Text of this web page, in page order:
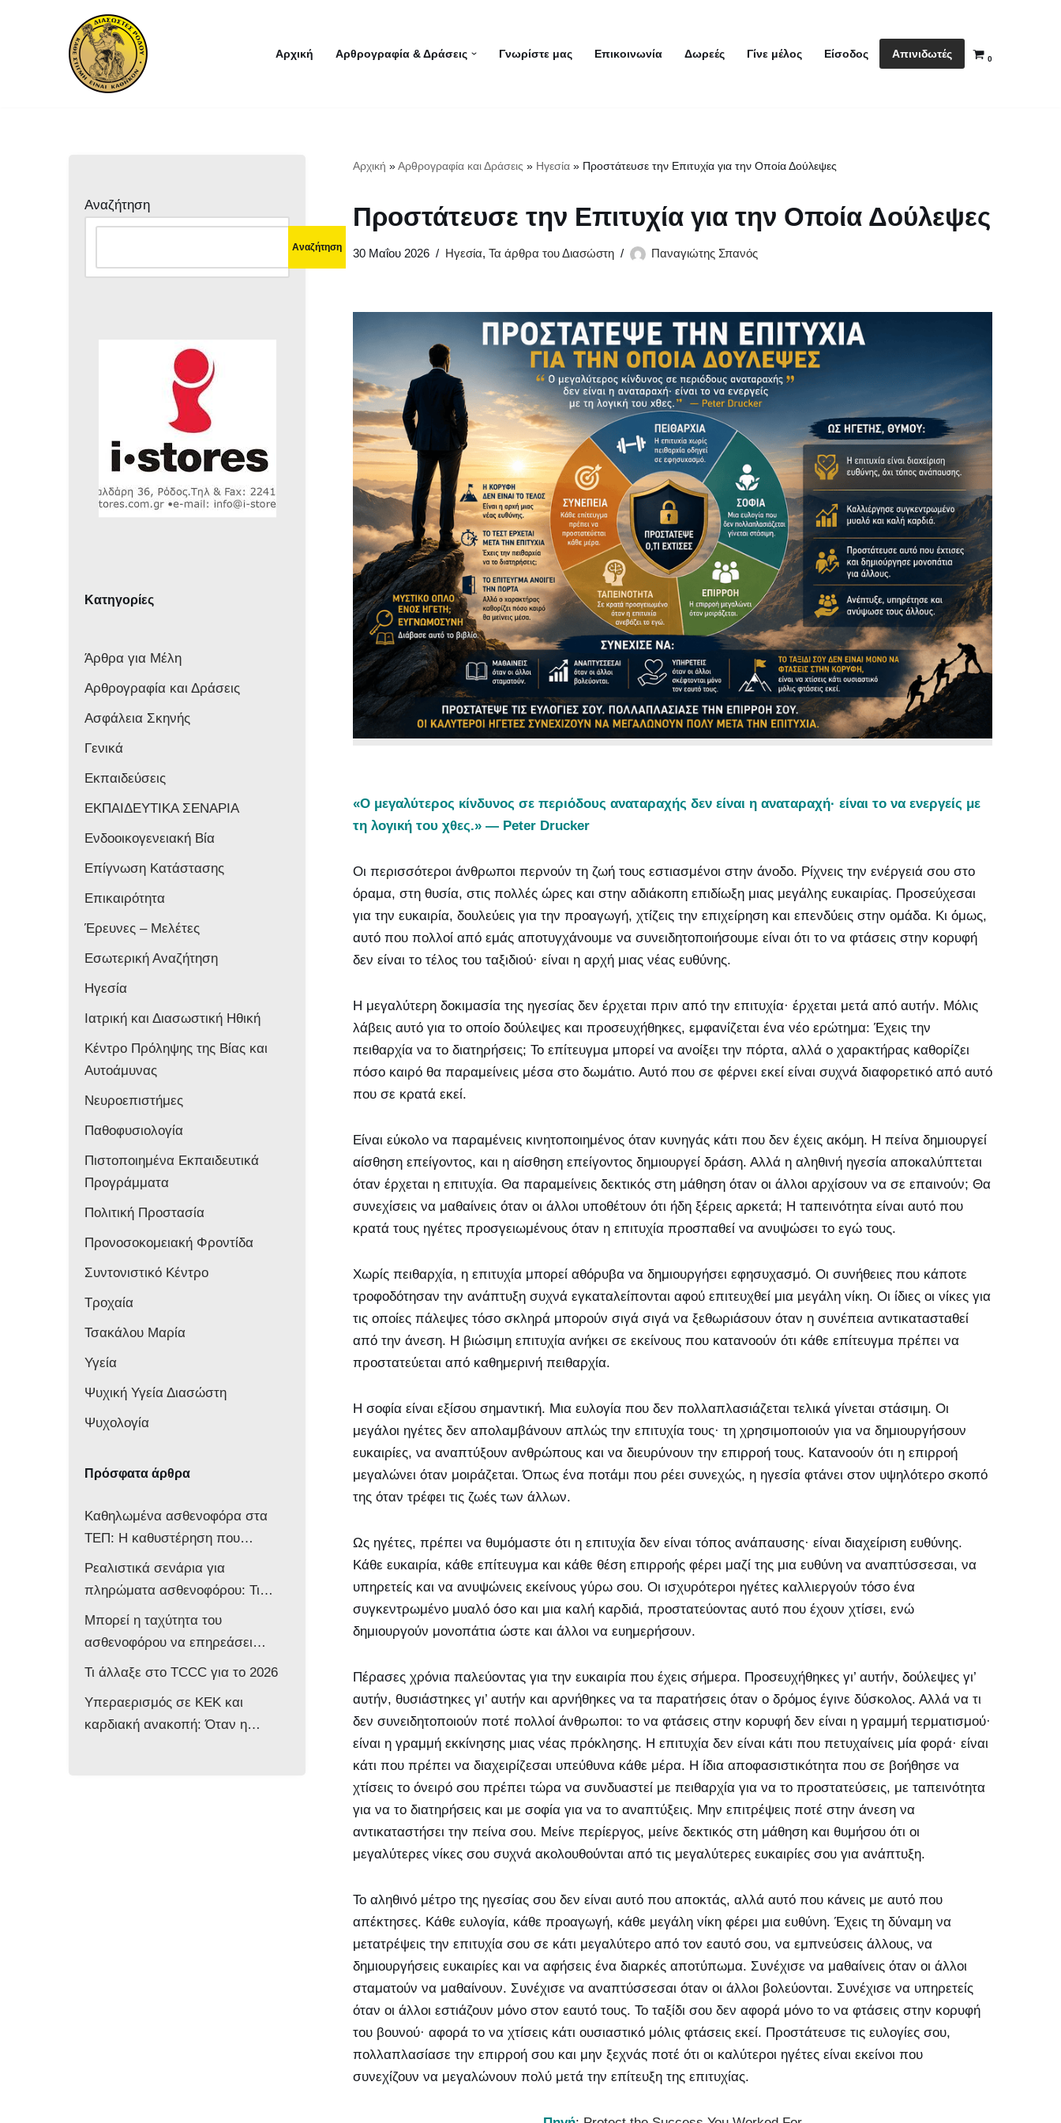
Μεταπηδήστε
περιεχόμενο
Αρχική Αρθρογραφία & Δράσεις Γνωρίστε μας Επικοινωνία Δωρεές Γίνε μέλος Είσοδος Απινιδωτές 0
Αναζήτηση
Αναζήτηση
Κατηγορίες
Άρθρα για Μέλη
Αρθρογραφία και Δράσεις
Ασφάλεια Σκηνής
Γενικά
Εκπαιδεύσεις
ΕΚΠΑΙΔΕΥΤΙΚΑ ΣΕΝΑΡΙΑ
Ενδοοικογενειακή Βία
Επίγνωση Κατάστασης
Επικαιρότητα
Έρευνες – Μελέτες
Εσωτερική Αναζήτηση
Ηγεσία
Ιατρική και Διασωστική Ηθική
Κέντρο Πρόληψης της Βίας και
Αυτοάμυνας
Νευροεπιστήμες
Παθοφυσιολογία
Πιστοποιημένα Εκπαιδευτικά
Προγράμματα
Πολιτική Προστασία
Προνοσοκομειακή Φροντίδα
Συντονιστικό Κέντρο
Τροχαία
Τσακάλου Μαρία
Υγεία
Ψυχική Υγεία Διασώστη
Ψυχολογία
Πρόσφατα άρθρα
Καθηλωμένα ασθενοφόρα στα
ΤΕΠ: Η καθυστέρηση που
αποδυναμώνει ολόκληρο το
σύστημα
Ρεαλιστικά σενάρια για
πληρώματα ασθενοφόρου: Τι
δείχνει νέα μελέτη
Μπορεί η ταχύτητα του
ασθενοφόρου να επηρεάσει
νευρολογικά ένα βρέφος;
Τι άλλαξε στο TCCC για το 2026
Υπεραερισμός σε ΚΕΚ και
καρδιακή ανακοπή: Όταν η
Αρχική »Αρθρογραφία και Δράσεις » Ηγεσία » Προστάτευσε την Επιτυχία για την Οποία Δούλεψες
Προστάτευσε την Επιτυχία για την Οποία Δούλεψες
30 Μαΐου 2026 Ηγεσία, Τα άρθρα του Διασώστη Παναγιώτης Σπανός
«Ο μεγαλύτερος κίνδυνος σε περιόδους αναταραχής δεν είναι η αναταραχή· είναι το να ενεργείς με
τη λογική του χθες.» — Peter Drucker
Οι περισσότεροι άνθρωποι περνούν τη ζωή τους εστιασμένοι στην άνοδο. Ρίχνεις την ενέργειά σου στο
όραμα, στη θυσία, στις πολλές ώρες και στην αδιάκοπη επιδίωξη μιας μεγάλης ευκαιρίας. Προσεύχεσαι
για την ευκαιρία, δουλεύεις για την προαγωγή, χτίζεις την επιχείρηση και επενδύεις στην ομάδα. Κι όμως,
αυτό που πολλοί από εμάς αποτυγχάνουμε να συνειδητοποιήσουμε είναι ότι το να φτάσεις στην κορυφή
δεν είναι το τέλος του ταξιδιού· είναι η αρχή μιας νέας ευθύνης.
Η μεγαλύτερη δοκιμασία της ηγεσίας δεν έρχεται πριν από την επιτυχία· έρχεται μετά από αυτήν. Μόλις
λάβεις αυτό για το οποίο δούλεψες και προσευχήθηκες, εμφανίζεται ένα νέο ερώτημα: Έχεις την
πειθαρχία να το διατηρήσεις; Το επίτευγμα μπορεί να ανοίξει την πόρτα, αλλά ο χαρακτήρας καθορίζει
πόσο καιρό θα παραμείνεις μέσα στο δωμάτιο. Αυτό που σε φέρνει εκεί είναι συχνά διαφορετικό από αυτό
που σε κρατά εκεί.
Είναι εύκολο να παραμένεις κινητοποιημένος όταν κυνηγάς κάτι που δεν έχεις ακόμη. Η πείνα δημιουργεί
αίσθηση επείγοντος, και η αίσθηση επείγοντος δημιουργεί δράση. Αλλά η αληθινή ηγεσία αποκαλύπτεται
όταν έρχεται η επιτυχία. Θα παραμείνεις δεκτικός στη μάθηση όταν οι άλλοι αρχίσουν να σε επαινούν; Θα
συνεχίσεις να μαθαίνεις όταν οι άλλοι υποθέτουν ότι ήδη ξέρεις αρκετά; Η ταπεινότητα είναι αυτό που
κρατά τους ηγέτες προσγειωμένους όταν η επιτυχία προσπαθεί να ανυψώσει το εγώ τους.
Χωρίς πειθαρχία, η επιτυχία μπορεί αθόρυβα να δημιουργήσει εφησυχασμό. Οι συνήθειες που κάποτε
τροφοδότησαν την ανάπτυξη συχνά εγκαταλείπονται αφού επιτευχθεί μια μεγάλη νίκη. Οι ίδιες οι νίκες για
τις οποίες πάλεψες τόσο σκληρά μπορούν σιγά σιγά να ξεθωριάσουν όταν η συνέπεια αντικατασταθεί
από την άνεση. Η βιώσιμη επιτυχία ανήκει σε εκείνους που κατανοούν ότι κάθε επίτευγμα πρέπει να
προστατεύεται από καθημερινή πειθαρχία.
Η σοφία είναι εξίσου σημαντική. Μια ευλογία που δεν πολλαπλασιάζεται τελικά γίνεται στάσιμη. Οι
μεγάλοι ηγέτες δεν απολαμβάνουν απλώς την επιτυχία τους· τη χρησιμοποιούν για να δημιουργήσουν
ευκαιρίες, να αναπτύξουν ανθρώπους και να διευρύνουν την επιρροή τους. Κατανοούν ότι η επιρροή
μεγαλώνει όταν μοιράζεται. Όπως ένα ποτάμι που ρέει συνεχώς, η ηγεσία φτάνει στον υψηλότερο σκοπό
της όταν τρέφει τις ζωές των άλλων.
Ως ηγέτες, πρέπει να θυμόμαστε ότι η επιτυχία δεν είναι τόπος ανάπαυσης· είναι διαχείριση ευθύνης.
Κάθε ευκαιρία, κάθε επίτευγμα και κάθε θέση επιρροής φέρει μαζί της μια ευθύνη να αναπτύσσεσαι, να
υπηρετείς και να ανυψώνεις εκείνους γύρω σου. Οι ισχυρότεροι ηγέτες καλλιεργούν τόσο ένα
συγκεντρωμένο μυαλό όσο και μια καλή καρδιά, προστατεύοντας αυτό που έχουν χτίσει, ενώ
δημιουργούν μονοπάτια ώστε και άλλοι να ευημερήσουν.
Πέρασες χρόνια παλεύοντας για την ευκαιρία που έχεις σήμερα. Προσευχήθηκες γι’ αυτήν, δούλεψες γι’
αυτήν, θυσιάστηκες γι’ αυτήν και αρνήθηκες να τα παρατήσεις όταν ο δρόμος έγινε δύσκολος. Αλλά να τι
δεν συνειδητοποιούν ποτέ πολλοί άνθρωποι: το να φτάσεις στην κορυφή δεν είναι η γραμμή τερματισμού·
είναι η γραμμή εκκίνησης μιας νέας πρόκλησης. Η επιτυχία δεν είναι κάτι που πετυχαίνεις μία φορά· είναι
κάτι που πρέπει να διαχειρίζεσαι υπεύθυνα κάθε μέρα. Η ίδια αποφασιστικότητα που σε βοήθησε να
χτίσεις το όνειρό σου πρέπει τώρα να συνδυαστεί με πειθαρχία για να το προστατεύσεις, με ταπεινότητα
για να το διατηρήσεις και με σοφία για να το αναπτύξεις. Μην επιτρέψεις ποτέ στην άνεση να
αντικαταστήσει την πείνα σου. Μείνε περίεργος, μείνε δεκτικός στη μάθηση και θυμήσου ότι οι
μεγαλύτερες νίκες σου συχνά ακολουθούνται από τις μεγαλύτερες ευκαιρίες σου για ανάπτυξη.
Το αληθινό μέτρο της ηγεσίας σου δεν είναι αυτό που αποκτάς, αλλά αυτό που κάνεις με αυτό που
απέκτησες. Κάθε ευλογία, κάθε προαγωγή, κάθε μεγάλη νίκη φέρει μια ευθύνη. Έχεις τη δύναμη να
μετατρέψεις την επιτυχία σου σε κάτι μεγαλύτερο από τον εαυτό σου, να εμπνεύσεις άλλους, να
δημιουργήσεις ευκαιρίες και να αφήσεις ένα διαρκές αποτύπωμα. Συνέχισε να μαθαίνεις όταν οι άλλοι
σταματούν να μαθαίνουν. Συνέχισε να αναπτύσσεσαι όταν οι άλλοι βολεύονται. Συνέχισε να υπηρετείς
όταν οι άλλοι εστιάζουν μόνο στον εαυτό τους. Το ταξίδι σου δεν αφορά μόνο το να φτάσεις στην κορυφή
του βουνού· αφορά το να χτίσεις κάτι ουσιαστικό μόλις φτάσεις εκεί. Προστάτευσε τις ευλογίες σου,
πολλαπλασίασε την επιρροή σου και μην ξεχνάς ποτέ ότι οι καλύτεροι ηγέτες είναι εκείνοι που
συνεχίζουν να μεγαλώνουν πολύ μετά την επίτευξη της επιτυχίας.